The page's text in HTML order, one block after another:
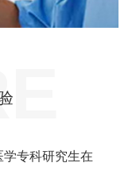
专科研究生在